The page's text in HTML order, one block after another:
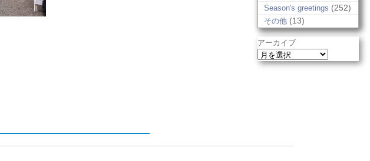
Season's greetings (252)
その他 (13)
アーカイブ